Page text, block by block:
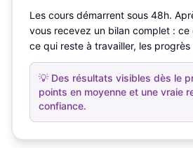
Les cours démarrent sous 48h.
vous recevez un bilan complet : ce
ce qui reste à travailler, les progrès
💡 Des résultats visibles dès le
points en moyenne et une vraie
confiance.